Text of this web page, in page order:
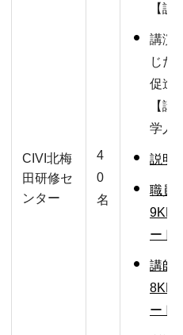
CIVI北梅
田研修セ
ンター
4
0
名
【
講演
じた
促進
【
学人
説明
職員
9KB
ード
講師
8KB
ード